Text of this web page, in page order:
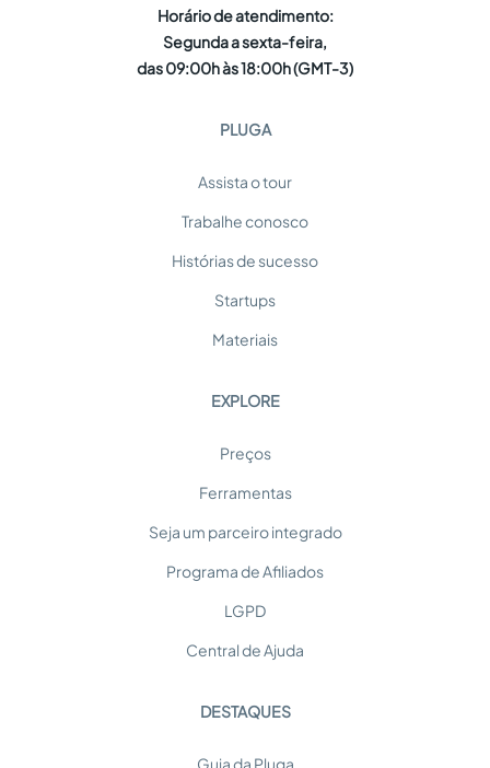
Horário de atendimento:
Segunda a sexta-feira,
das 09:00h às 18:00h (GMT-3)
PLUGA
Assista o tour
Trabalhe conosco
Histórias de sucesso
Startups
Materiais
EXPLORE
Preços
Ferramentas
Seja um parceiro integrado
Programa de Afiliados
LGPD
Central de Ajuda
DESTAQUES